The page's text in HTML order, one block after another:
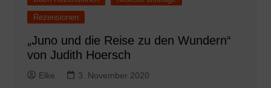
Rezensionen
„Juno und die Reise zu den Wundern“
von Judith Hoersch
Elke 3. November 2020